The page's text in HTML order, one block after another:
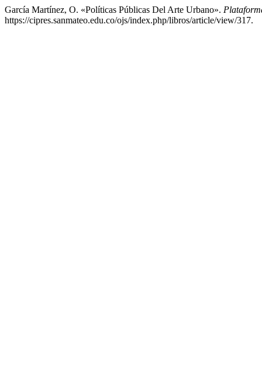
García Martínez, O. «Políticas Públicas Del Arte Urbano».
https://cipres.sanmateo.edu.co/ojs/index.php/libros/article/view/317.